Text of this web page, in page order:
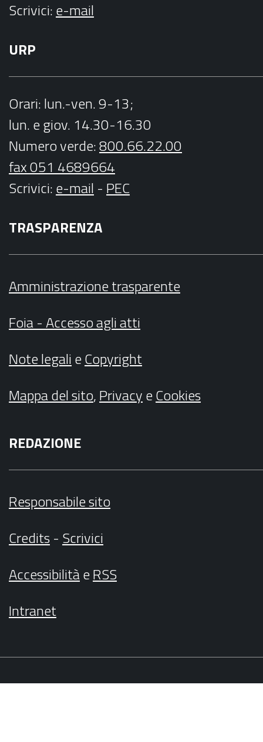
Scrivici:e-mail
URP
Orari: lun.-ven. 9-13;
lun. e giov. 14.30-16.30
Numero verde:800.66.22.00
fax 051 4689664
Scrivici:e-mail - PEC
TRASPARENZA
Amministrazione trasparente
Foia - Accesso agli atti
Note legalieCopyright
Mappa del sito,PrivacyeCookies
REDAZIONE
Responsabile sito
Credits- Scrivici
AccessibilitàeRSS
Intranet